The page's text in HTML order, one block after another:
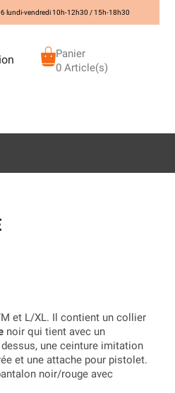
lundi-vendredi 10h-12h30 / 15h-18h30
Panier
0 Article(s)
et L/XL. Il contient un collier
noir qui tient avec un
une ceinture imitation
et une attache pour pistolet.
noir/rouge avec